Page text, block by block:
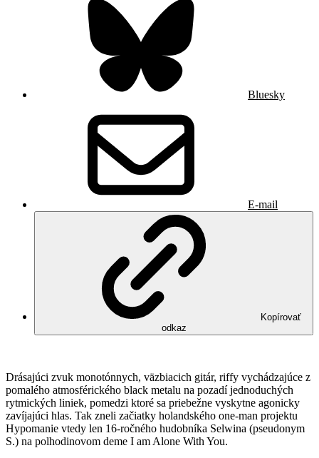
Bluesky
E-mail
Kopírovať
odkaz
Drásajúci zvuk monotónnych, väzbiacich gitár, riffy vychádzajúce z
pomalého atmosférického black metalu na pozadí jednoduchých
rytmických liniek, pomedzi ktoré sa priebežne vyskytne agonicky
zavíjajúci hlas. Tak zneli začiatky holandského one-man projektu
Hypomanie vtedy len 16-ročného hudobníka Selwina (pseudonym
S.) na polhodinovom deme I am Alone With You.